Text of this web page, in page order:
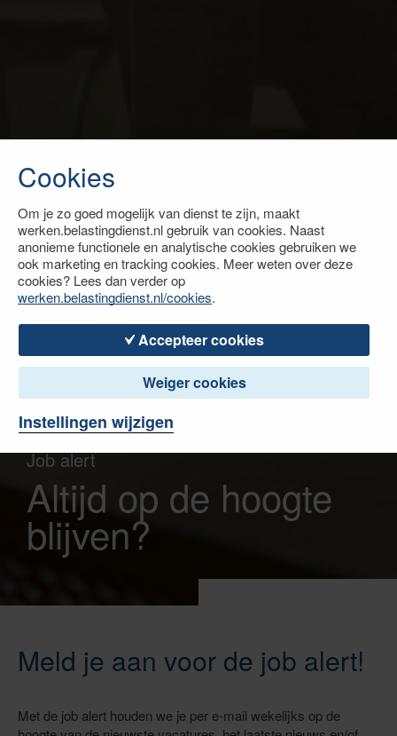
Cookies
Om je zo goed mogelijk van dienst te zijn, maakt
werken.belastingdienst.nl gebruik van cookies. Naast
anonieme functionele en analytische cookies gebruiken we
ook marketing en tracking cookies. Meer weten over deze
cookies? Lees dan verder op
werken.belastingdienst.nl/cookies.
Accepteer cookies
Weiger cookies
Instellingen wijzigen
Job alert
Altijd op de hoogte
blijven?
Meld je aan voor de job alert!
Met de job alert houden we je per e-mail wekelijks op de